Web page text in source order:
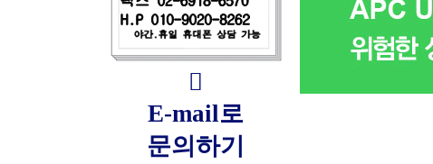

E-mail로
문의하기